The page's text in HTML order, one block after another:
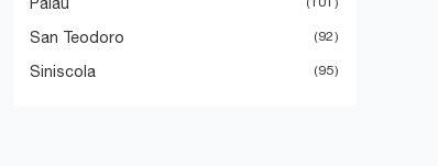
San Teodoro 92
Siniscola 95